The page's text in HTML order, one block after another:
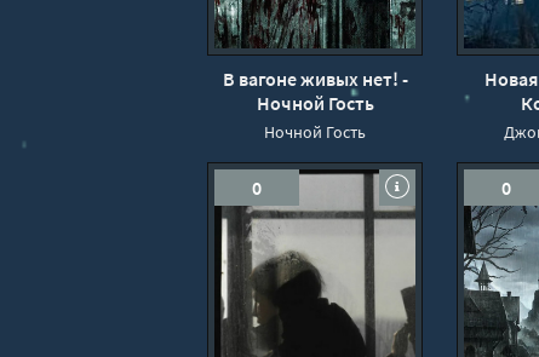
В вагоне живых нет! -
Ночной Гость
Ночной Гость
0 0